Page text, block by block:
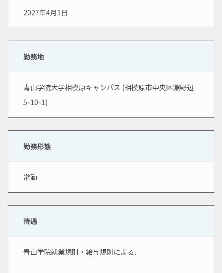
2027年4月1日
勤務地
青山学院大学相模原キャンパス (相模原市中央区淵野辺
5-10-1)
勤務形態
常勤
待遇
青山学院就業規則・給与規則による．